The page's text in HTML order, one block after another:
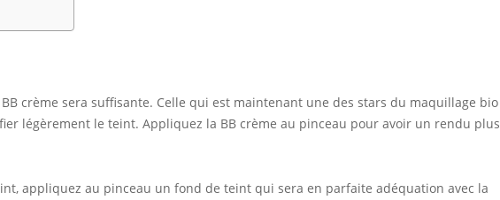
crème sera suffisante. Celle qui est maintenant une des stars du maquillage bio
légèrement le teint. Appliquez la BB crème au pinceau pour avoir un rendu plus
appliquez au pinceau un fond de teint qui sera en parfaite adéquation avec la